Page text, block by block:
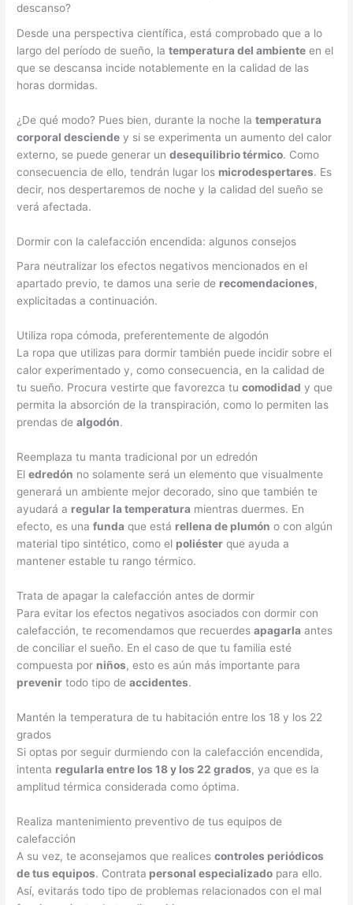
descanso?
Desde una perspectiva científica, está comprobado que a lo
largo del período de sueño, latemperatura del ambiente en el
que se descansa incide notablemente en la calidad de las
horas dormidas.
¿De qué modo? Pues bien, durante la noche latemperatura
corporal desciende y si se experimenta un aumento del calor
externo, se puede generar undesequilibrio térmico. Como
consecuencia de ello, tendrán lugar los microdespertares. Es
decir, nos despertaremos de noche y la calidad del sueño se
verá afectada.
Dormir con la calefacción encendida: algunos consejos
Para neutralizar los efectos negativos mencionados en el
apartado previo, te damos una serie de recomendaciones,
explicitadas a continuación.
Utiliza ropa cómoda, preferentemente de algodón
La ropa que utilizas para dormir también puede incidir sobre el
calor experimentado y, como consecuencia, en la calidad de
tu sueño. Procura vestirte que favorezca tucomodidad y que
permita la absorción de la transpiración, como lo permiten las
prendas dealgodón.
Reemplaza tu manta tradicional por un edredón
Eledredón no solamente será un elemento que visualmente
generará un ambiente mejor decorado, sino que también te
ayudará a regular la temperatura mientras duermes. En
efecto, es unafunda que está rellena de plumón o con algún
material tipo sintético, como el poliéster que ayuda a
mantener estable tu rango térmico.
Trata de apagar la calefacción antes de dormir
Para evitar los efectos negativos asociados con dormir con
calefacción, te recomendamos que recuerdesapagarla antes
de conciliar el sueño. En el caso de que tu familia esté
compuesta por niños, esto es aún más importante para
prevenir todo tipo deaccidentes.
Mantén la temperatura de tu habitación entre los 18 y los 22
grados
Si optas por seguir durmiendo con la calefacción encendida,
intenta regularla entre los 18 y los 22 grados, ya que es la
amplitud térmica considerada como óptima.
Realiza mantenimiento preventivo de tus equipos de
calefacción
A su vez, te aconsejamos que realicescontroles periódicos
de tus equipos. Contrata personal especializado para ello.
Así, evitarás todo tipo de problemas relacionados con el mal